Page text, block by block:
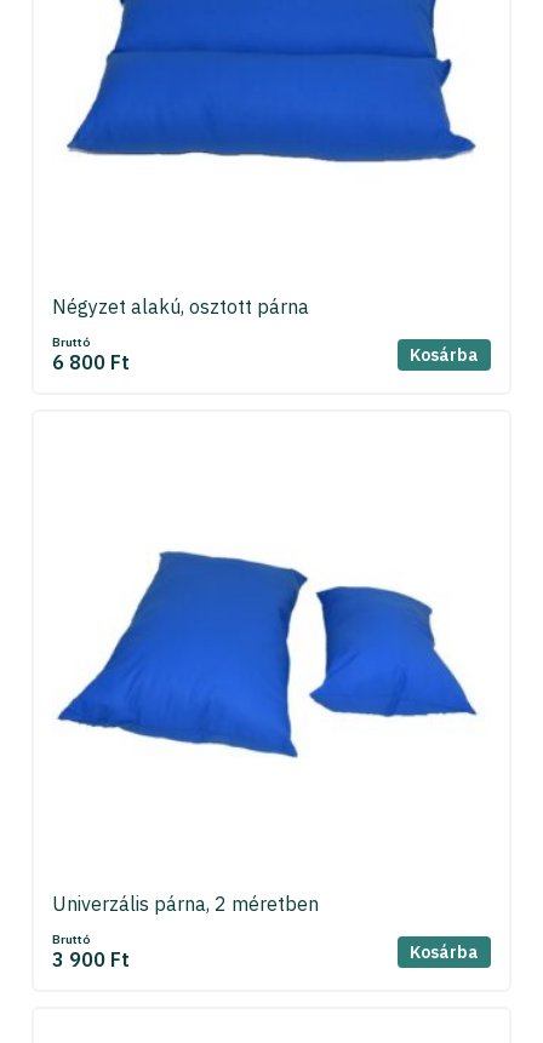
Négyzet alakú, osztott párna
Bruttó
6 800 Ft Kosárba
Univerzális párna, 2 méretben
Bruttó
3 900 Ft Kosárba